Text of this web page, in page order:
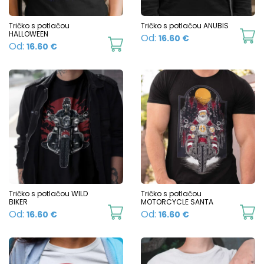
be
chosen
on
product
page
Tričko s potlačou
HALLOWEEN
Od: 16.60 €
This
has
multiple
variants.
options
may
be
chosen
on
product
Tričko s potlačou ANUBIS
Od: 16.60 €
Tričko s potlačou WILD
BIKER
Od: 16.60 €
This
has
multiple
Tričko s potlačou
MOTORCYCLE SANTA
Od: 16.60 €